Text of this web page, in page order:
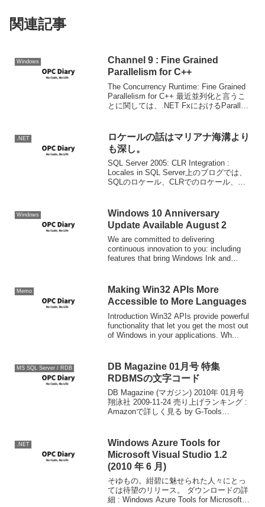
関連記事
Windows
Channel 9 : Fine Grained
Parallelism for C++
The Concurrency Runtime: Fine Grained
Parallelism for C++ 最近並列化と言うこ
とに関しては、.NET FxにおけるParallel
.NET
ロケールの話はマリアナ海溝より
も深し。
SQL Server 2005: CLR Integration :
Locales in SQL Server上のブログでは、
SQLのロケール、CLRでのロケール、
Windows
Windows 10 Anniversary
Update Available August 2
We are committed to delivering
continuous innovation to you: including
features that bring Windows Ink and
Memo
Making Win32 APIs More
Accessible to More Languages
Introduction Win32 APIs provide powerful
functionality that let you get the most out
of Windows in your applications. Wh...
MS SQL Server / RDB
DB Magazine 01月号 特集
RDBMSの文字コード
DB Magazine (マガジン) 2010年 01月号
翔泳社 2009-11-24 売り上げランキング :
Amazonで詳しく見る by G-Tools
.NET
Windows Azure Tools for
Microsoft Visual Studio 1.2
(2010 年 6 月)
そゆもの。紺碧に魅せられた人々にとっ
ては待望のリリース。 ダウンロードの詳
細 : Windows Azure Tools for Microsoft